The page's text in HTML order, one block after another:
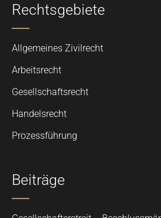
Rechtsgebiete
Allgemeines Zivilrecht
Arbeitsrecht
Gesellschaftsrecht
Handelsrecht
Prozessführung
Beiträge